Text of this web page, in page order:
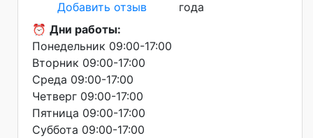
Добавить отзыв
года
⏰ Дни работы:
Понедельник 09:00-17:00
Вторник 09:00-17:00
Среда 09:00-17:00
Четверг 09:00-17:00
Пятница 09:00-17:00
Суббота 09:00-17:00